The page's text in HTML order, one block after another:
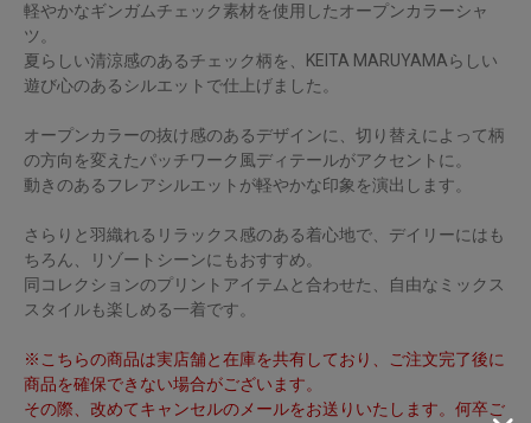
軽やかなギンガムチェック素材を使用したオープンカラーシャ
ツ。
夏らしい清涼感のあるチェック柄を、KEITA MARUYAMAらしい
遊び心のあるシルエットで仕上げました。
オープンカラーの抜け感のあるデザインに、切り替えによって柄
の方向を変えたパッチワーク風ディテールがアクセントに。
動きのあるフレアシルエットが軽やかな印象を演出します。
さらりと羽織れるリラックス感のある着心地で、デイリーにはも
ちろん、リゾートシーンにもおすすめ。
同コレクションのプリントアイテムと合わせた、自由なミックス
スタイルも楽しめる一着です。
※こちらの商品は実店舗と在庫を共有しており、ご注文完了後に
商品を確保できない場合がございます。
その際、改めてキャンセルのメールをお送りいたします。何卒ご